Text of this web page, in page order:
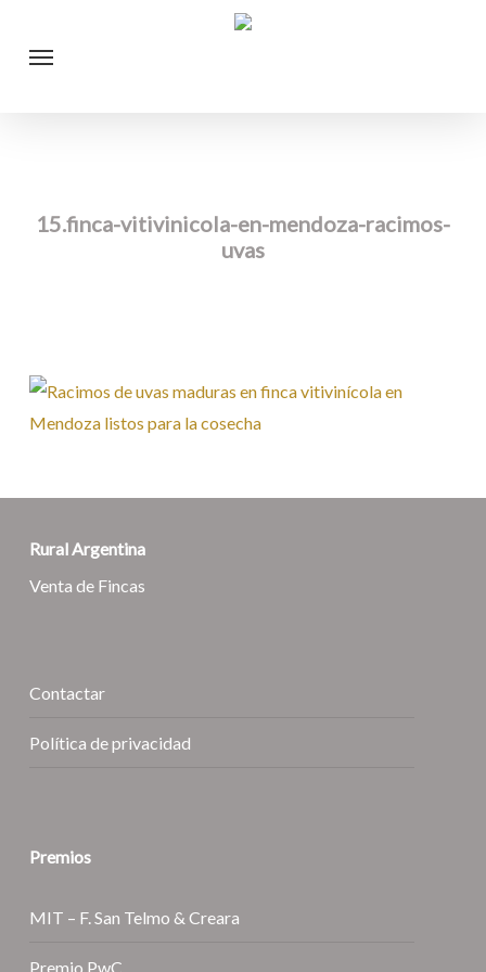
Menu
15.finca-vitivinicola-en-mendoza-racimos-
uvas
Rural Argentina
Venta de Fincas
Contactar
Política de privacidad
Premios
MIT – F. San Telmo & Creara
Premio PwC